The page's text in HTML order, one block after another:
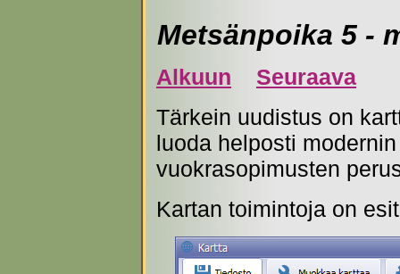
Metsänpoika 5 -
Alkuun
Seuraava
Tärkein uudistus on
luoda helposti
vuokrasopimusten
Kartan toimintoja on